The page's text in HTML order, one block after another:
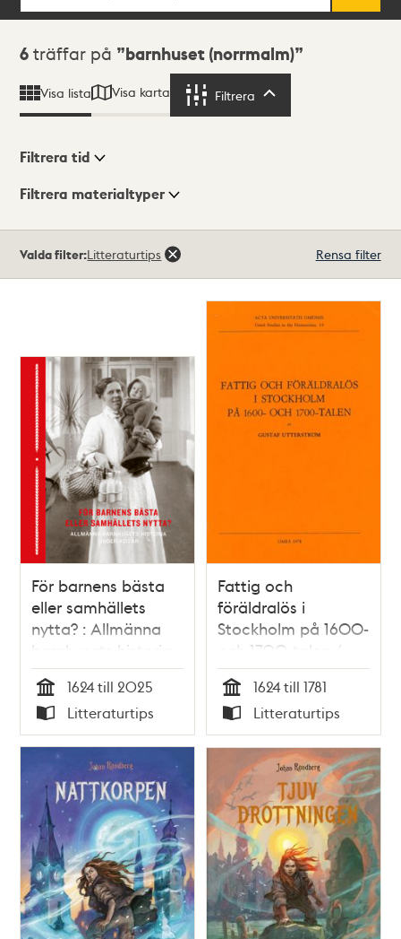
Sökresultat
6 träffar på barnhuset (norrmalm)
Visa lista Visa karta Filtrera
Visningsläge
Filtrera tid
Filtrera materialtyper
träffar
Valda filter:Litteraturtips Rensa filter
För barnens bästa
eller samhällets
nytta? : Allmänna
barnhusets historia
under 400 år /
Johanna Sköld &
Malin Arvidsson
(red.)
Tid
1624 till 2025
Typ
Litteraturtips
Fattig och
föräldralös i
Stockholm på 1600-
och 1700-talen /
Gustaf Utterström
Tid
1624 till 1781
Typ
Litteraturtips